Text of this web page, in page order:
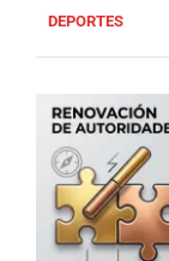
DEPORTES